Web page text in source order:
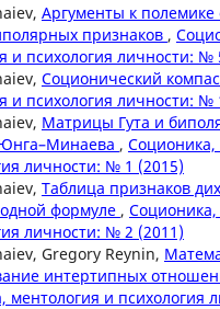
Аргументы к полемике
признаков ,
и психология личности: №
Соционический компас
и психология личности: №
Матрицы Гута и
, Соционика,
личности: № 1 (2015)
Таблица признаков
формуле , Соционика,
личности: № 2 (2011)
Gregory Reynin,
интертипных
ментология и психология